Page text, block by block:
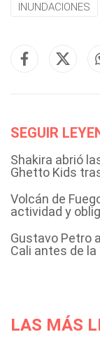
INUNDACIONES
SEGUIR
Shakira abrió
Ghetto Kids
Volcán de
actividad y
Gustavo Petro
Cali antes de
LAS MÁS